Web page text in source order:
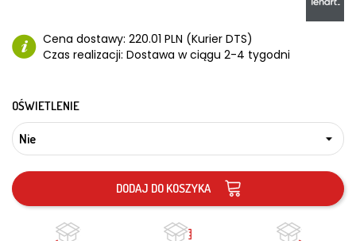
Cena dostawy: 220.01 PLN (Kurier DTS)
Czas realizacji: Dostawa w ciągu 2-4 tygodni
OŚWIETLENIE
DODAJ DO KOSZYKA